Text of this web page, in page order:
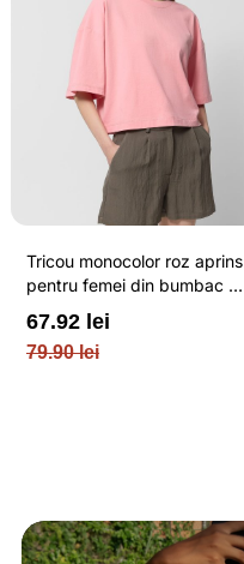
Tricou monocolor roz aprins
pentru femei din bumbac si
cu croiala boxy OUTHORN
79.90 lei
67.92 lei